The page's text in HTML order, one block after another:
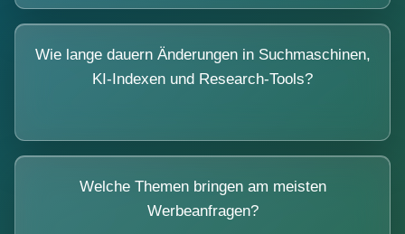
Wie lange dauern Änderungen in Suchmaschinen,
KI-Indexen und Research-Tools?
Welche Themen bringen am meisten
Werbeanfragen?